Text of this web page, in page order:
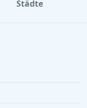
Städte